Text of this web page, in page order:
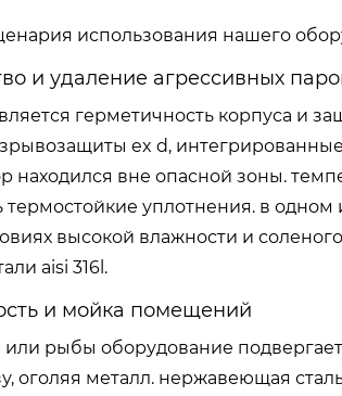
использования нашего
и удаление агрессивных
герметичность корпуса и
ex d,
находился вне опасной зоны.
термостойкие уплотнения. в
высокой влажности и
aisi 316l.
и мойка помещений
или рыбы оборудование
оголяя металл. нержавеющая